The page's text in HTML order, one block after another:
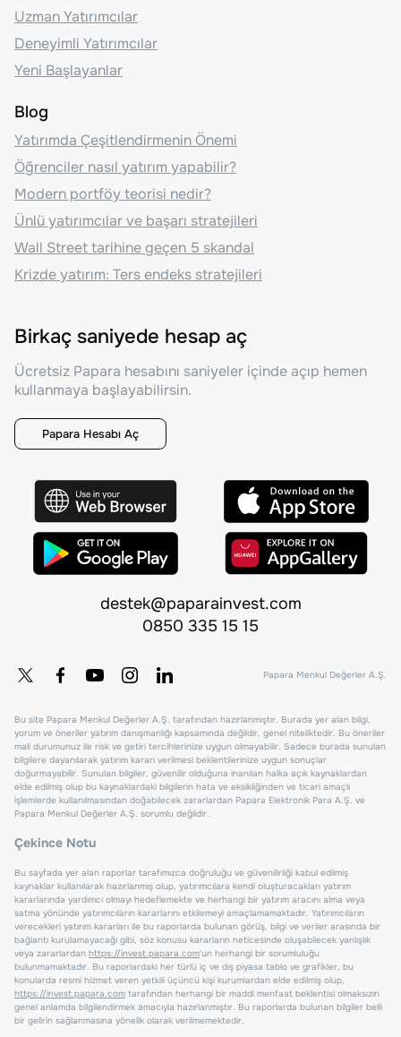
Uzman Yatırımcılar
Deneyimli Yatırımcılar
Yeni Başlayanlar
Blog
Yatırımda Çeşitlendirmenin Önemi
Öğrenciler nasıl yatırım yapabilir?
Modern portföy teorisi nedir?
Ünlü yatırımcılar ve başarı stratejileri
Wall Street tarihine geçen 5 skandal
Krizde yatırım: Ters endeks stratejileri
Birkaç saniyede hesap aç
Ücretsiz Papara hesabını saniyeler içinde açıp hemen
kullanmaya başlayabilirsin.
Papara Hesabı Aç
destek@paparainvest.com
0850 335 15 15
Papara Menkul Değerler A.Ş.
Bu site Papara Menkul Değerler A.Ş. tarafından hazırlanmıştır. Burada yer alan bilgi,
yorum ve öneriler yatırım danışmanlığı kapsamında değildir, genel niteliktedir. Bu öneriler
mali durumunuz ile risk ve getiri tercihlerinize uygun olmayabilir. Sadece burada sunulan
bilgilere dayanılarak yatırım kararı verilmesi beklentilerinize uygun sonuçlar
doğurmayabilir. Sunulan bilgiler, güvenilir olduğuna inanılan halka açık kaynaklardan
elde edilmiş olup bu kaynaklardaki bilgilerin hata ve eksikliğinden ve ticari amaçlı
işlemlerde kullanılmasından doğabilecek zararlardan Papara Elektronik Para A.Ş. ve
Papara Menkul Değerler A.Ş. sorumlu değildir.
Çekince Notu
Bu sayfada yer alan raporlar tarafımızca doğruluğu ve güvenilirliği kabul edilmiş
kaynaklar kullanılarak hazırlanmış olup, yatırımcılara kendi oluşturacakları yatırım
kararlarında yardımcı olmayı hedeflemekte ve herhangi bir yatırım aracını alma veya
satma yönünde yatırımcıların kararlarını etkilemeyi amaçlamamaktadır. Yatırımcıların
verecekleri yatırım kararları ile bu raporlarda bulunan görüş, bilgi ve veriler arasında bir
bağlantı kurulamayacağı gibi, söz konusu kararların neticesinde oluşabilecek yanlışlık
veya zararlardan https://invest.papara.com'un herhangi bir sorumluluğu
bulunmamaktadır. Bu raporlardaki her türlü iç ve dış piyasa tablo ve grafikler, bu
konularda resmi hizmet veren yetkili üçüncü kişi kurumlardan elde edilmiş olup,
https://invest.papara.com tarafından herhangi bir maddi menfaat beklentisi olmaksızın
genel anlamda bilgilendirmek amacıyla hazırlanmıştır. Bu raporlarda bulunan bilgiler belli
bir gelirin sağlanmasına yönelik olarak verilmemektedir.